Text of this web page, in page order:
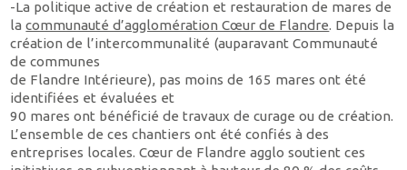
-La politique active de création et restauration de mares de
lacommunauté d’agglomération Cœur de Flandre. Depuis la
création de l’intercommunalité (auparavant Communauté
de communes
de Flandre Intérieure), pas moins de 165 mares ont été
identifiées et évaluées et
90 mares ont bénéficié de travaux de curage ou de création.
L’ensemble de ces chantiers ont été confiés à des
entreprises locales. Cœur de Flandre agglo soutient ces